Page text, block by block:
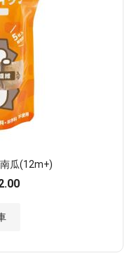
瓜(12m+)